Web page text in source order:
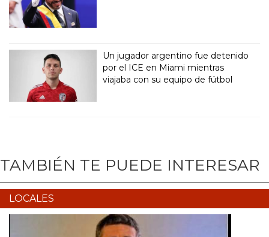
Un jugador argentino fue detenido
por el ICE en Miami mientras
viajaba con su equipo de fútbol
TAMBIÉN TE PUEDE INTERESAR
LOCALES